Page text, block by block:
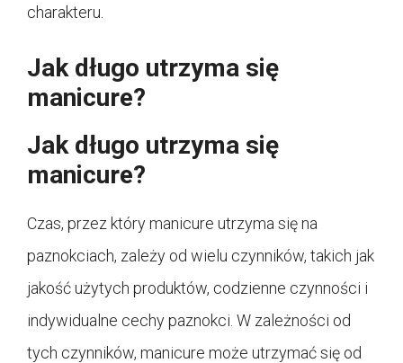
charakteru.
Jak długo utrzyma się
manicure?
Jak długo utrzyma się
manicure?
Czas, przez który manicure utrzyma się na
paznokciach, zależy od wielu czynników, takich jak
jakość użytych produktów, codzienne czynności i
indywidualne cechy paznokci. W zależności od
tych czynników, manicure może utrzymać się od